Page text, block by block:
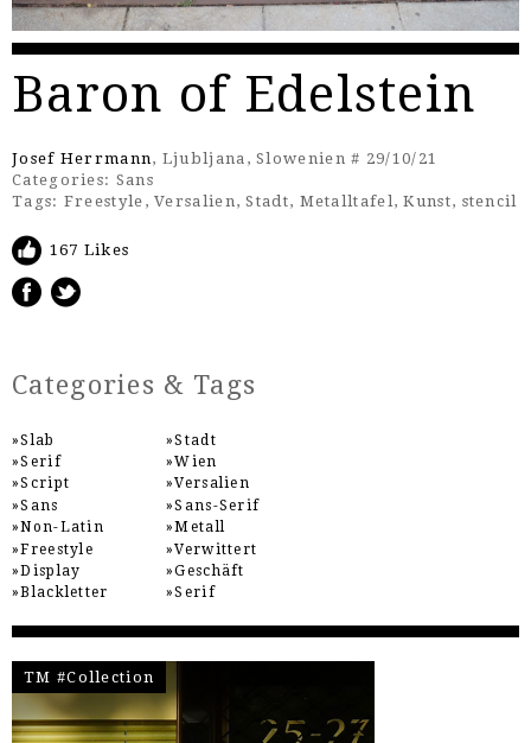
Baron of Edelstein
Josef Herrmann , Ljubljana, Slowenien # 29/10/21
Categories: Sans
Tags: Freestyle ,Versalien ,Stadt, Metalltafel ,Kunst, stencil
167 Likes
Categories & Tags
Slab
Serif
Script
Sans
Non-Latin
Freestyle
Display
Blackletter
Stadt
Wien
Versalien
Sans-Serif
Metall
Verwittert
Geschäft
Serif
TM #Collection